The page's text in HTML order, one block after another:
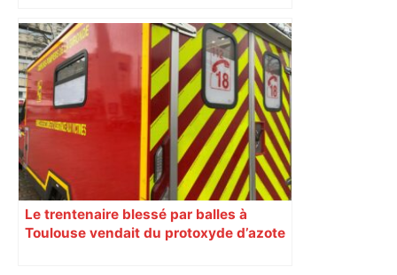
Le trentenaire blessé par balles à
Toulouse vendait du protoxyde d’azote